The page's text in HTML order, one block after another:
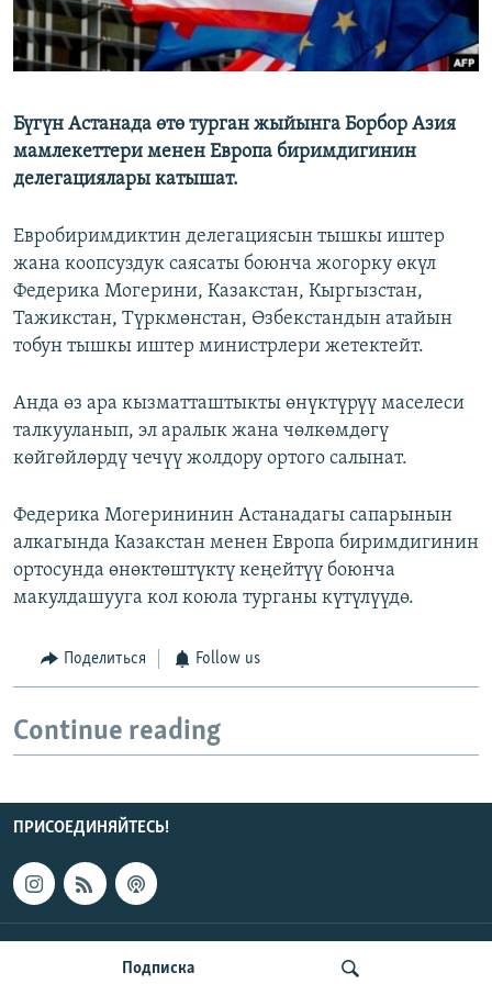
Подписка
Бүгүн Астанада өтө турган жыйынга Борбор Азия
мамлекеттери менен Европа биримдигинин
делегациялары катышат.
Евробиримдиктин делегациясын тышкы иштер
жана коопсуздук саясаты боюнча жогорку өкүл
Федерика Могерини, Казакстан, Кыргызстан,
Тажикстан, Түркмөнстан, Өзбекстандын атайын
тобун тышкы иштер министрлери жетектейт.
Анда өз ара кызматташтыкты өнүктүрүү маселеси
талкууланып, эл аралык жана чөлкөмдөгү
көйгөйлөрдү чечүү жолдору ортого салынат.
Федерика Могерининин Астанадагы сапарынын
алкагында Казакстан менен Европа биримдигинин
ортосунда өнөктөштүктү кеңейтүү боюнча
макулдашууга кол коюла турганы күтүлүүдө.
Поделиться Follow us
Continue reading
ПРИСОЕДИНЯЙТЕСЬ!